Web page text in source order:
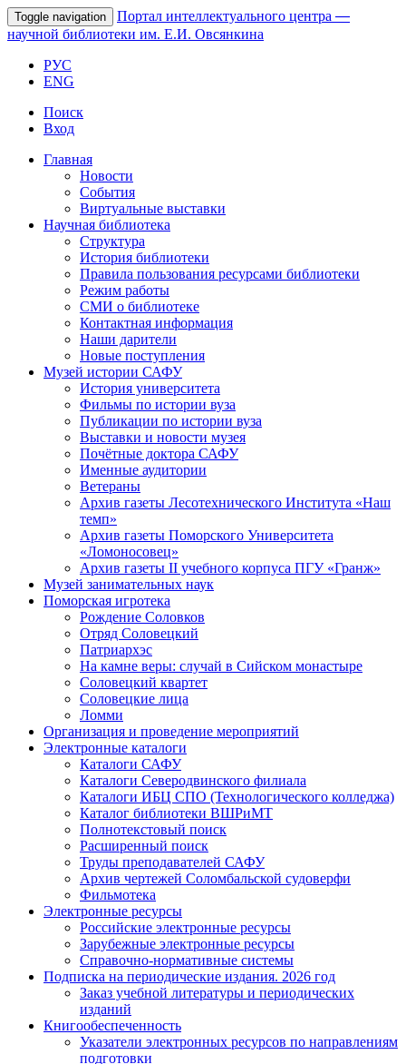
Toggle navigation Портал интеллектуального центра —
научной библиотеки им. Е.И. Овсянкина
РУС
ENG
Поиск
Вход
Главная
Новости
События
Виртуальные выставки
Научная библиотека
Структура
История библиотеки
Правила пользования ресурсами библиотеки
Режим работы
СМИ о библиотеке
Контактная информация
Наши дарители
Новые поступления
Музей истории САФУ
История университета
Фильмы по истории вуза
Публикации по истории вуза
Выставки и новости музея
Почётные доктора САФУ
Именные аудитории
Ветераны
Архив газеты Лесотехнического Института «Наш
темп»
Архив газеты Поморского Университета
«Ломоносовец»
Архив газеты II учебного корпуса ПГУ «Гранж»
Музей занимательных наук
Поморская игротека
Рождение Соловков
Отряд Соловецкий
Патриархэс
На камне веры: случай в Сийском монастыре
Соловецкий квартет
Соловецкие лица
Ломми
Организация и проведение мероприятий
Электронные каталоги
Каталоги САФУ
Каталоги Северодвинского филиала
Каталоги ИБЦ СПО (Технологического колледжа)
Каталог библиотеки ВШРиМТ
Полнотекстовый поиск
Расширенный поиск
Труды преподавателей САФУ
Архив чертежей Соломбальской судоверфи
Фильмотека
Электронные ресурсы
Российские электронные ресурсы
Зарубежные электронные ресурсы
Справочно-нормативные системы
Подписка на периодические издания. 2026 год
Заказ учебной литературы и периодических
изданий
Книгообеспеченность
Указатели электронных ресурсов по направлениям
подготовки